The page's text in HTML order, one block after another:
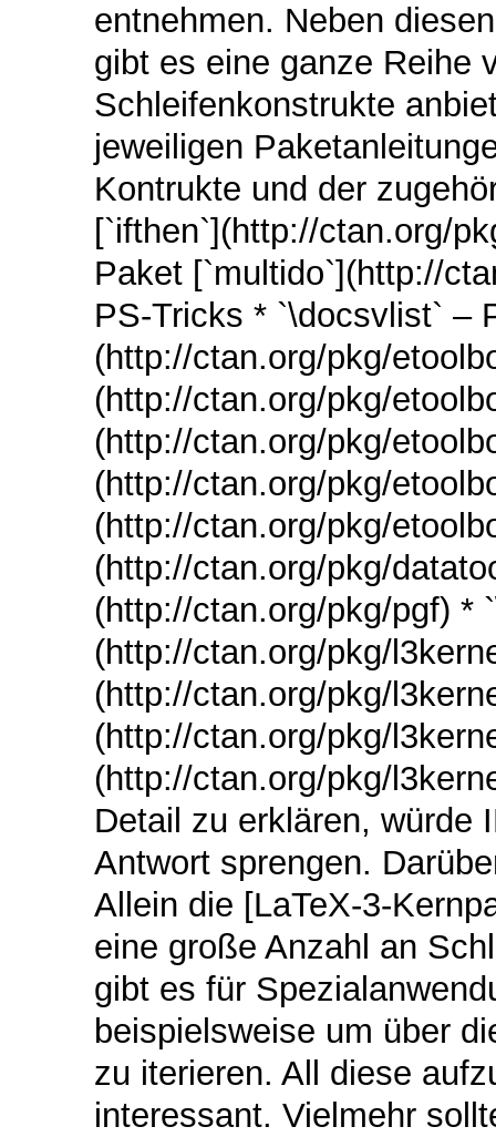
entnehmen. Neben
gibt es eine ganze Reihe
Schleifenkonstrukte
jeweiligen
Kontrukte und der
[`ifthen`](http://ctan.org/
Paket [`multido`](http://
PS-Tricks * `\docsvlist` –
(http://ctan.org/pkg/
(http://ctan.org/pkg/
(http://ctan.org/pkg/
(http://ctan.org/pkg/
(http://ctan.org/pkg/
(http://ctan.org/pkg/
(http://ctan.org/pkg/pgf) *
(http://ctan.org/pkg/
(http://ctan.org/pkg/
(http://ctan.org/pkg/
(http://ctan.org/pkg/
Detail zu erklären, würde
Antwort sprengen.
Allein die [LaTeX-3-
eine große Anzahl an
gibt es für
beispielsweise um über
zu iterieren. All diese
interessant. Vielmehr